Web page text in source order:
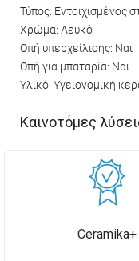
Τύπος: Εντοιχισμένος
Χρώμα: Λευκό
Οπή υπερχείλισης: Ναι
Οπή για μπαταρία: Ναι
Υλικό: Υγειονομική
Καινοτόμες
Ceramika+